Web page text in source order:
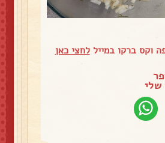
וקס ברקו במייללחצי כאן
שלי